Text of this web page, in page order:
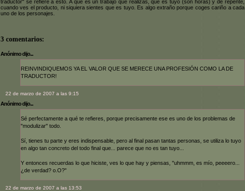
traductor" se refiere a esto. A que es un trabajo que realizas, que es tuyo (son horas) y de repente,
cuando ves el producto, ni siquiera sientes que es tuyo. Es algo extraño porque coges cariño a cada
uno de los personajes.
3 comentarios:
Anónimo dijo...
REINVINDIQUEMOS YA EL VALOR QUE SE MERECE UNA PROFESIÓN COMO LA DE
TRADUCTOR!
22 de marzo de 2007 a las 9:15
Anónimo dijo...
Sé perfectamente a qué te refieres, porque precisamente ese es uno de los problemas de
"modulizar" todo.
Sí, tienes tu parte y eres indispensable, pero al final pasan tantas personas, se utiliza lo tuyo
en algo tan concreto del todo final que... parece que no es tan tuyo...
Y entonces recuerdas lo que hiciste, ves lo que hay y piensas, "uhmmm, es mío, peeeero...
¿de verdad? o.O?"
22 de marzo de 2007 a las 13:53